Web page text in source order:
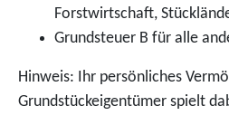
Forstwirtschaft,
Grundsteuer B für alle
Hinweis: Ihr persönliches
Grundstückeigentümer spielt